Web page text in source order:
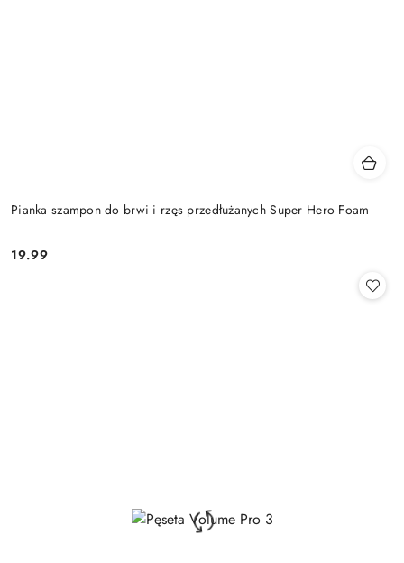
Pianka szampon do brwi i rzęs przedłużanych Super Hero Foam
Cena:
19.99